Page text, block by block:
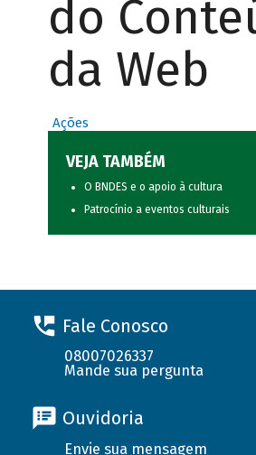
do
da Web
Ações
VEJA TAMBÉM
O BNDES e o apoio à cultura
Patrocínio a eventos culturais
Fale Conosco
08007026337
Mande sua pergunta
Ouvidoria
Envie sua mensagem